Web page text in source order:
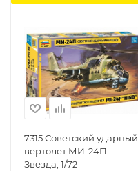
7315 Советский ударный
вертолет МИ-24П
Звезда, 1/72